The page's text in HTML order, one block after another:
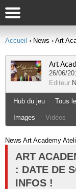
Accueil › News › Art
Art
26/06/
Editeur
Hub du jeu Tous
Images Vidéos
News Art Academy
ART
: DATE DE
INFOS !